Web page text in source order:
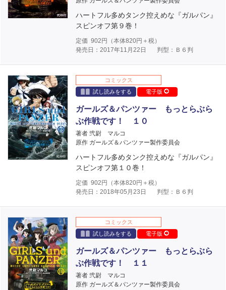
ハートフル多めタンク控えめな『ガルパン』
スピンオフ第９巻！
定価 902 円（本体820円＋税）
発売日：2017年11月22日
判型：Ｂ６判
コミックス
試し読みをする
電子版
ガールズ＆パンツァー もっとらぶら
ぶ作戦です！ １０
著者 弐尉 マルコ
原作 ガールズ＆パンツァー製作委員会
ハートフル多めタンク控えめな『ガルパン』
スピンオフ第１０巻！
定価 902 円（本体820円＋税）
発売日：2018年05月23日
判型：Ｂ６判
コミックス
試し読みをする
電子版
ガールズ＆パンツァー もっとらぶら
ぶ作戦です！ １１
著者 弐尉 マルコ
原作 ガールズ＆パンツァー製作委員会